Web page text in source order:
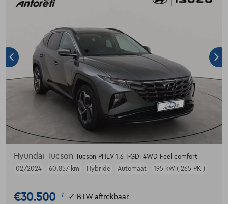
Hyundai Tucson Tucson PHEV 1.6 T-GDi 4WD Feel comfort
02/2024
60.857 km Hybride Automaat 195 kW ( 265 PK )
€30.500 1 ✓ BTW aftrekbaar